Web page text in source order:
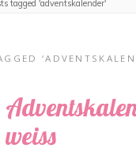
tagged 'adventskalender'
weiss